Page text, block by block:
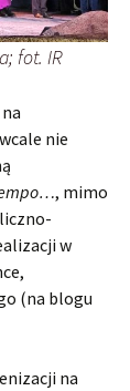
fot. IR
nie
, mimo
w
(na blogu
na